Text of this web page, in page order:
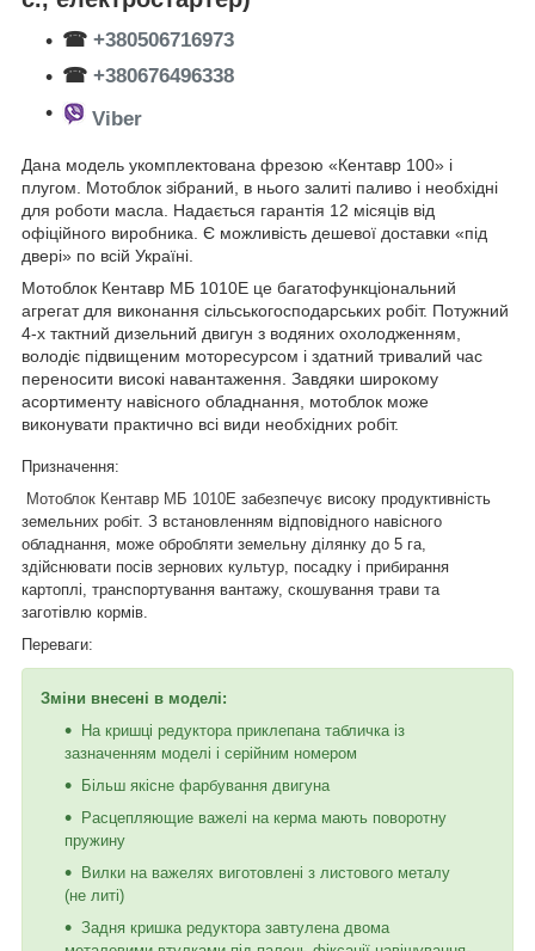
☎ +380506716973
☎ +380676496338
Viber
Дана модель укомплектована фрезою «Кентавр 100» і
плугом. Мотоблок зібраний, в нього залиті паливо і необхідні
для роботи масла. Надається гарантія 12 місяців від
офіційного виробника. Є можливість дешевої доставки «під
двері» по всій Україні.
Мотоблок Кентавр МБ 1010Е це багатофункціональний
агрегат для виконання сільськогосподарських робіт. Потужний
4-х тактний дизельний двигун з водяних охолодженням,
володіє підвищеним моторесурсом і здатний тривалий час
переносити високі навантаження. Завдяки широкому
асортименту навісного обладнання, мотоблок може
виконувати практично всі види необхідних робіт.
Призначення:
Мотоблок Кентавр МБ 1010Е забезпечує високу продуктивність
земельних робіт. З встановленням відповідного навісного
обладнання, може обробляти земельну ділянку до 5 га,
здійснювати посів зернових культур, посадку і прибирання
картоплі, транспортування вантажу, скошування трави та
заготівлю кормів.
Переваги:
Зміни внесені в моделі:
На кришці редуктора приклепана табличка із
зазначенням моделі і серійним номером
Більш якісне фарбування двигуна
Расцепляющие важелі на керма мають поворотну
пружину
Вилки на важелях виготовлені з листового металу
(не литі)
Задня кришка редуктора завтулена двома